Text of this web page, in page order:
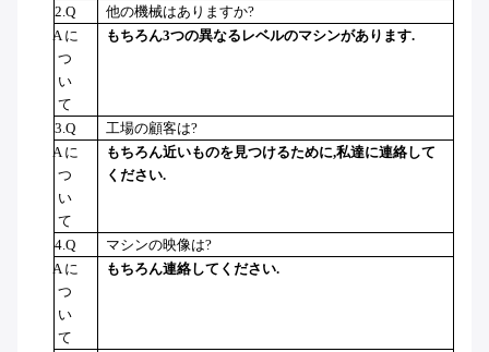
2.Q
他の機械はありますか?
A に
つ
い
て
もちろん3つの異なるレベルのマシンがあります.
3.Q
工場の顧客は?
A に
つ
い
て
もちろん近いものを見つけるために,私達に連絡して
ください.
4.Q
マシンの映像は?
A に
つ
い
て
もちろん連絡してください.